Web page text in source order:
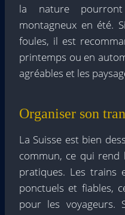
la nature
montagneux en été.
foules, il est
printemps ou en
agréables et les
Organiser son
La Suisse est bien
commun, ce qui rend
pratiques. Les trains
ponctuels et fiables,
pour les voyageurs.